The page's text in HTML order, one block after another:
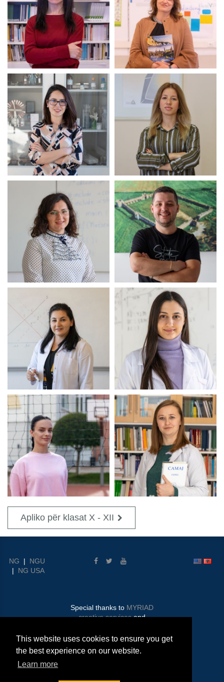
This website uses cookies to ensure you get
the best experience on our website.
Learn more
Apliko për klasat X - XII
NG | NGU
| NG USA
Special thanks to MYRIAD
creative servicesand
© 2026 Nehemiah Gateway
Albania